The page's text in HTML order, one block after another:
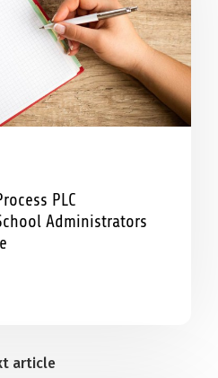
PLC
Administrators